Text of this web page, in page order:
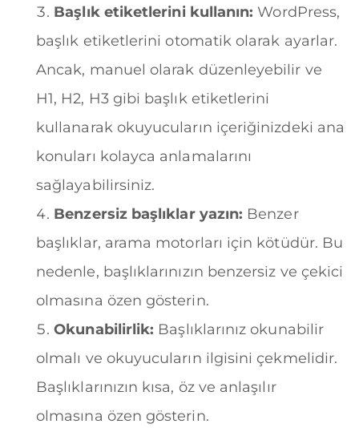
Başlık etiketlerini kullanın: WordPress,
başlık etiketlerini otomatik olarak ayarlar.
Ancak, manuel olarak düzenleyebilir ve
H1, H2, H3 gibi başlık etiketlerini
kullanarak okuyucuların içeriğinizdeki ana
konuları kolayca anlamalarını
sağlayabilirsiniz.
Benzersiz başlıklar yazın: Benzer
başlıklar, arama motorları için kötüdür. Bu
nedenle, başlıklarınızın benzersiz ve çekici
olmasına özen gösterin.
Okunabilirlik: Başlıklarınız okunabilir
olmalı ve okuyucuların ilgisini çekmelidir.
Başlıklarınızın kısa, öz ve anlaşılır
olmasına özen gösterin.